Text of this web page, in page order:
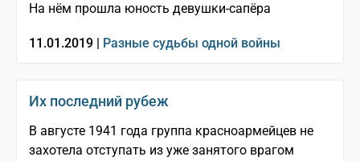
На нём прошла юность девушки-сапёра
11.01.2019 | Разные судьбы одной войны
Их последний рубеж
В августе 1941 года группа красноармейцев не
захотела отступать из уже занятого врагом